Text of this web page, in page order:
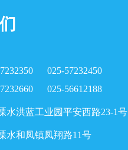
025-57232450
025-56612188
水洪蓝工业园平安西路23-1号
水和凤镇凤翔路11号